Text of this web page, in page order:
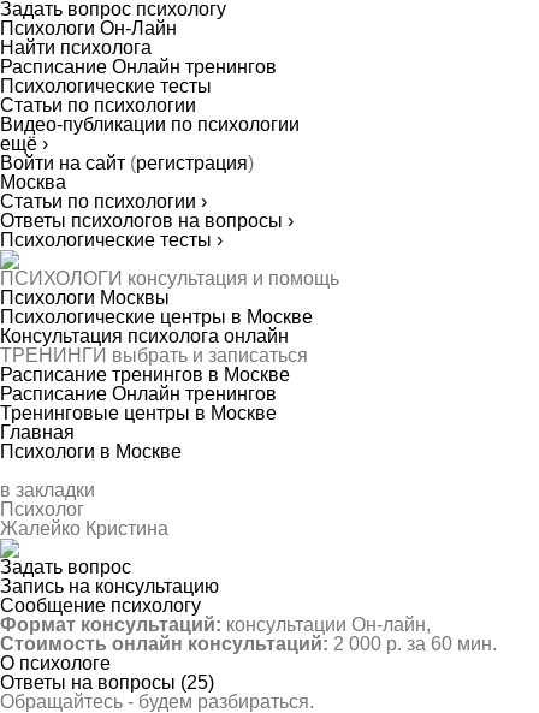
Задать вопрос психологу
Психологи Он-Лайн
Найти психолога
Расписание Онлайн тренингов
Психологические тесты
Статьи по психологии
Видео-публикации по психологии
ещё ›
Войти на сайт (регистрация)
Москва
Статьи по психологии ›
Ответы психологов на вопросы ›
Психологические тесты ›
ПСИХОЛОГИ консультация и помощь
Психологи Москвы
Психологические центры в Москве
Консультация психолога онлайн
ТРЕНИНГИ выбрать и записаться
Расписание тренингов в Москве
Расписание Онлайн тренингов
Тренинговые центры в Москве
Главная
Психологи в Москве
в закладки
Психолог
Жалейко Кристина
Задать вопрос
Запись на консультацию
Сообщение психологу
Формат консультаций: консультации Он-лайн,
Стоимость онлайн консультаций: 2 000 р. за 60 мин.
О психологе
Ответы на вопросы (25)
Обращайтесь - будем разбираться.